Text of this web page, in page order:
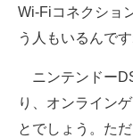
ITエンジニア向け
企業向けIT製品
IT製品の技術・比
Wi-Fiコネクショ
う人もいるんで
ニンテンドー
り、オンライン
とでしょう。た